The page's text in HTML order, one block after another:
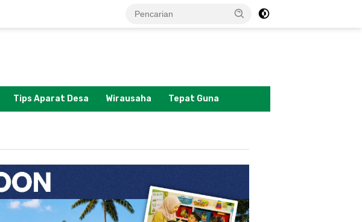
Tips Aparat Desa Wirausaha Tepat Guna